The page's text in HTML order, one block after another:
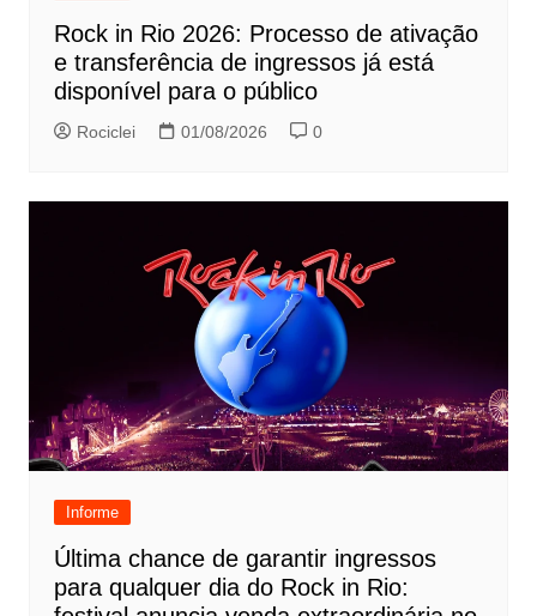
Rock in Rio 2026: Processo de ativação
e transferência de ingressos já está
disponível para o público
Rociclei 01/08/2026 0
Informe
Última chance de garantir ingressos
para qualquer dia do Rock in Rio: